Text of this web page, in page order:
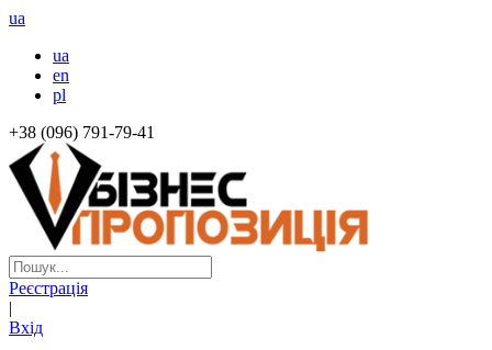
ua
ua
en
pl
+38 (096) 791-79-41
Реєстрація
|
Вхід